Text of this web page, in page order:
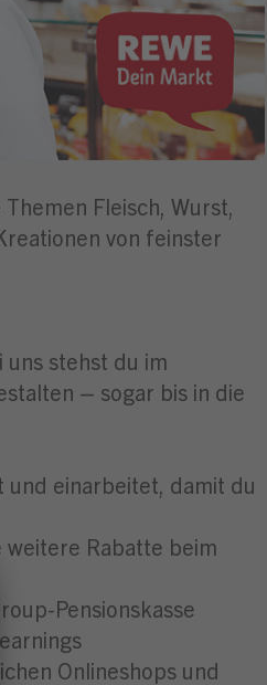
Fleisch, Wurst,
von feinster
stehst du im
– sogar bis in die
und einarbeitet, damit du
weitere Rabatte beim
Pensionskasse
Onlineshops und